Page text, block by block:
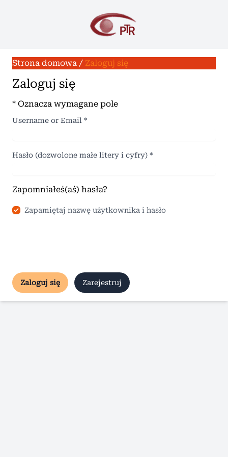
Strona domowa / Zaloguj się
Zaloguj się
* Oznacza wymagane pole
Username or Email *
Hasło (dozwolone małe litery i cyfry) *
Zapomniałeś(aś) hasła?
Zapamiętaj nazwę użytkownika i hasło
Zaloguj się Zarejestruj